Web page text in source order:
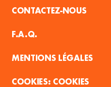
CONTACTEZ-NOUS
F.A.Q.
MENTIONS LÉGALES
COOKIES